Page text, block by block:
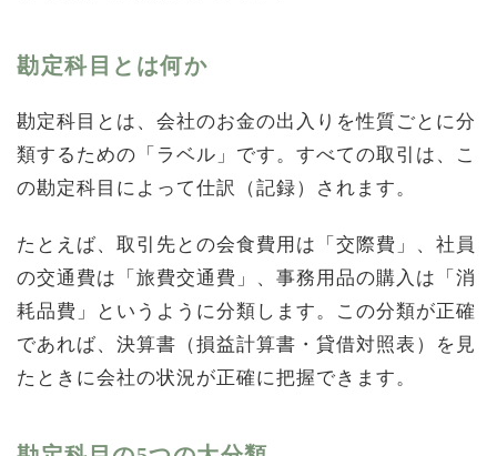
勘定科目とは何か
勘定科目とは、会社のお金の出入りを性質ごとに分
類するための「ラベル」です。すべての取引は、こ
の勘定科目によって仕訳（記録）されます。
たとえば、取引先との会食費用は「交際費」、社員
の交通費は「旅費交通費」、事務用品の購入は「消
耗品費」というように分類します。この分類が正確
であれば、決算書（損益計算書・貸借対照表）を見
たときに会社の状況が正確に把握できます。